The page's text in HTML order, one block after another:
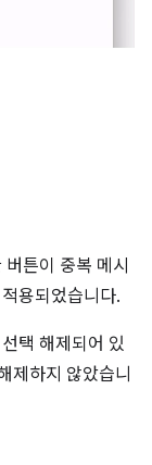
버튼이 중복 메시
용되었습니다.
택 해제되어 있
제하지 않았습니